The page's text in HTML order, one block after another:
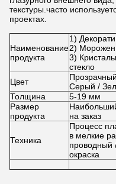
текстуры.часто
проектах.
Наименование
продукта
1)
2)
3)
стекло
Цвет
Серый /
Толщина
5-19 мм
Размер
продукта
на заказ
Техника
Процесс
в мелкие
проводный
окраска